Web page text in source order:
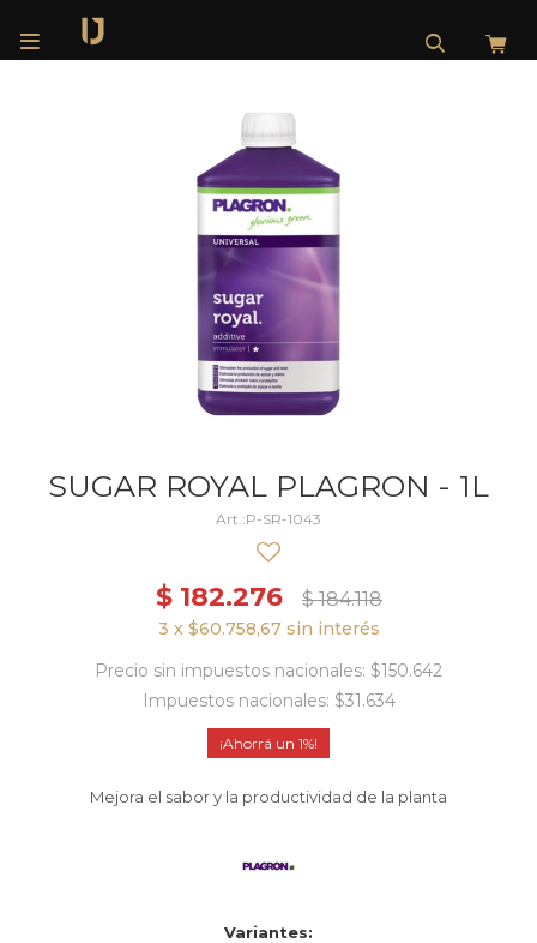

SUGAR ROYAL PLAGRON - 1L
P-SR-1043
$ 182.276 $ 184.118
3 x $60.758,67 sin interés
Precio sin impuestos nacionales: $150.642
Impuestos nacionales: $31.634
1
Mejora el sabor y la productividad de la planta
Variantes: